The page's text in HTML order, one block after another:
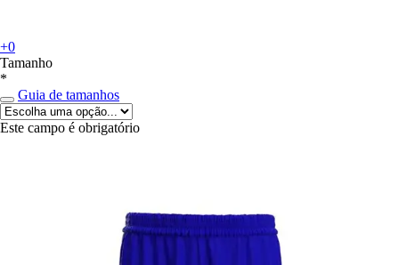
+0
Tamanho
*
Guia de tamanhos
Este campo é obrigatório